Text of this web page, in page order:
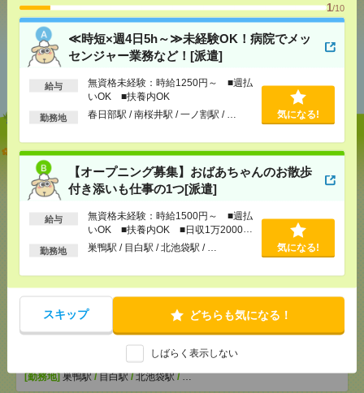
1/10
≪時短×週4日5h～≫未経験OK！病院でメッ
センジャー業務など！[派遣]
給与
無資格未経験：時給1250円～ ■週払
いOK ■扶養内OK
勤務地 春日部駅 / 南桜井駅 / 一ノ割駅 / … 気になる!
【オープニング募集】おばあちゃんのお散歩
付き添いも仕事の1つ[派遣]
給与
無資格未経験：時給1500円～ ■週払
いOK ■扶養内OK ■日収1万2000円
以上
勤務地 巣鴨駅 / 目白駅 / 北池袋駅 / … 気になる!
スキップ どちらも気になる！
しばらく表示しない
あなたの閲覧履歴からの
おすすめ
≪時短×週4日5h～≫未経験OK！病院でメッセンジャ
ー業務など！[派遣]
[給 与]無資格未経験：時給1250円～ ■週払い
[交通費]交通費全額支給
春日部駅/南桜井駅/ 一ノ割駅/ …
気になる！
いも仕事の1つ[派遣]
[給 与]無資格未経験：時給1500円～ ■週払い
OK ■扶養内OK ■日収1万2000円以上
交通費全額支給
[勤務地]巣鴨駅/目白駅/北池袋駅/…